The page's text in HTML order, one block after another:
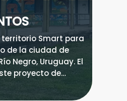
territorio Smart para
de la ciudad de
Negro, Uruguay. El
proyecto de
fortalecer las
Gobierno